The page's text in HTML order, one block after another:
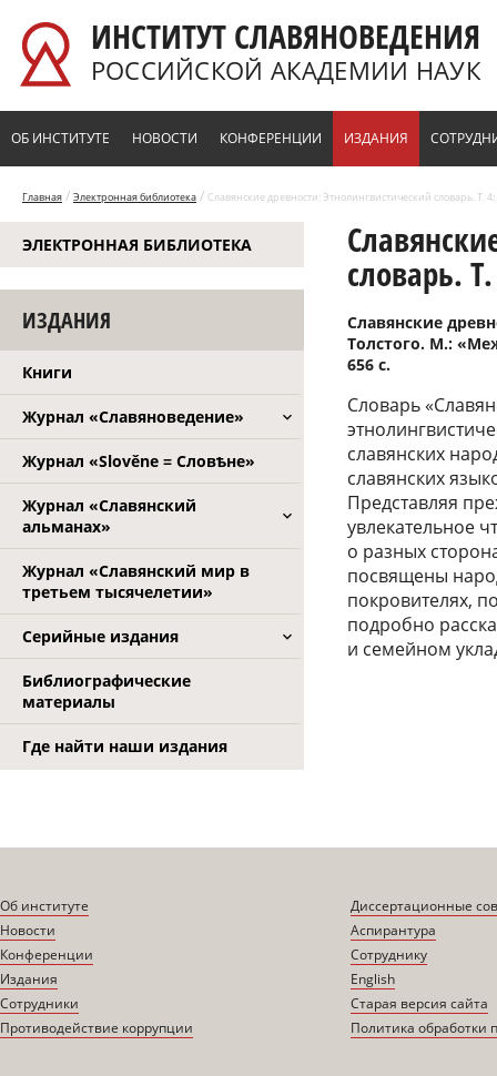
ИНСТИТУТ СЛАВЯНОВЕДЕНИЯ
РОССИЙСКОЙ АКАДЕМИИ НАУК
ОБ ИНСТИТУТЕ НОВОСТИ КОНФЕРЕНЦИИ ИЗДАНИЯ
Главная / Электронная библиотека / Славянские древности: Этнолингвистический словарь. Т.
ЭЛЕКТРОННАЯ БИБЛИОТЕКА
ИЗДАНИЯ
Книги
Журнал «Славяноведение»
Журнал «Slověne = Словѣне»
Журнал «Славянский
альманах»
Журнал «Славянский мир в
третьем тысячелетии»
Серийные издания
Библиографические
материалы
Где найти наши издания
словарь.
Славянские
Толстого. М.:
656 с.
Словарь
славянских
славянских
Представляя
увлекательное
о разных
посвящены
покровителях,
подробно
и семейном
Об институте
Новости
Конференции
Издания
Сотрудники
Противодействие коррупции
Диссертационные
Аспирантура
Сотруднику
English
Старая версия сайта
Политика обработки